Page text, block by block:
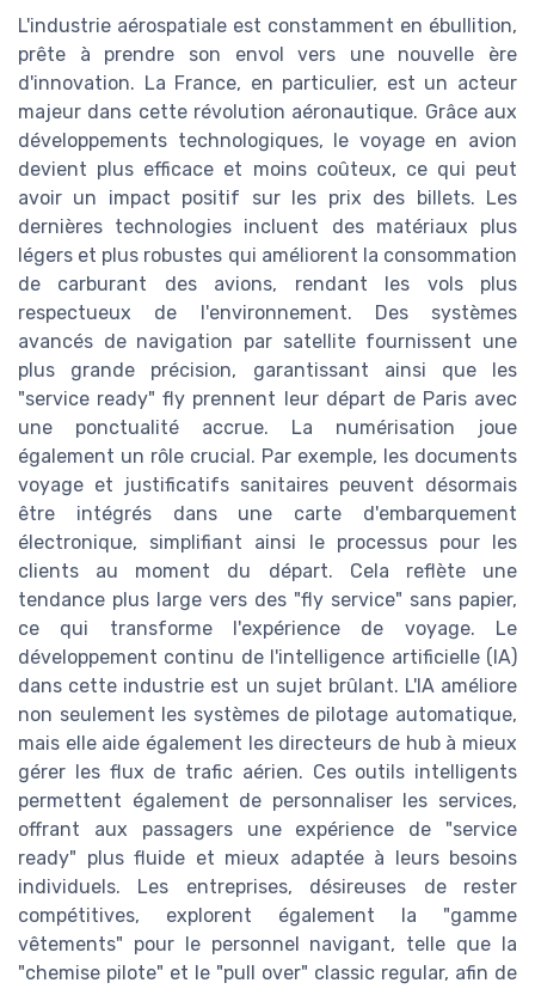
L'industrie aérospatiale est constamment en ébullition,
prête à prendre son envol vers une nouvelle ère
d'innovation. La France, en particulier, est un acteur
majeur dans cette révolution aéronautique. Grâce aux
développements technologiques, le voyage en avion
devient plus efficace et moins coûteux, ce qui peut
avoir un impact positif sur les prix des billets. Les
dernières technologies incluent des matériaux plus
légers et plus robustes qui améliorent la consommation
de carburant des avions, rendant les vols plus
respectueux de l'environnement. Des systèmes
avancés de navigation par satellite fournissent une
plus grande précision, garantissant ainsi que les
"service ready" fly prennent leur départ de Paris avec
une ponctualité accrue. La numérisation joue
également un rôle crucial. Par exemple, les documents
voyage et justificatifs sanitaires peuvent désormais
être intégrés dans une carte d'embarquement
électronique, simplifiant ainsi le processus pour les
clients au moment du départ. Cela reflète une
tendance plus large vers des "fly service" sans papier,
ce qui transforme l'expérience de voyage. Le
développement continu de l'intelligence artificielle (IA)
dans cette industrie est un sujet brûlant. L'IA améliore
non seulement les systèmes de pilotage automatique,
mais elle aide également les directeurs de hub à mieux
gérer les flux de trafic aérien. Ces outils intelligents
permettent également de personnaliser les services,
offrant aux passagers une expérience de "service
ready" plus fluide et mieux adaptée à leurs besoins
individuels. Les entreprises, désireuses de rester
compétitives, explorent également la "gamme
vêtements" pour le personnel navigant, telle que la
"chemise pilote" et le "pull over" classic regular, afin de